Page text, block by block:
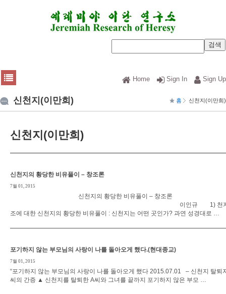
Home Sign In Sign Up
신천지(이만희) 홈 신천지(이만희)
신천지(이만희)
신천지의 황당한 비유풀이 – 창조론
7월 01, 2015
신천지의 황당한 비유풀이 – 창조론
이인규 1) 천지
조에 대한 신천지의 황당한 비유풀이 : 신천지는 어떤 곳인가? 과연 성경대로 …
포기하지 않는 부모님의 사랑이 나를 돌아오게 했다.(현대종교)
7월 01, 2015
“포기하지 않는 부모님의 사랑이 나를 돌아오게 했다 2015.07.01 – 신천지 탈퇴
씨의 간증 ▲ 신천지를 탈퇴한 A씨와 그녀를 끝까지 포기하지 않은 부모 …